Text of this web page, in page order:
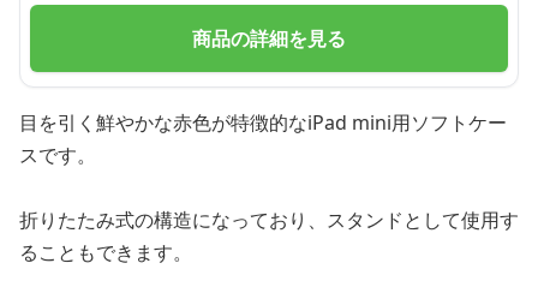
商品の詳細を見る
目を引く鮮やかな赤色が特徴的なiPad mini用ソフトケー
スです。
折りたたみ式の構造になっており、スタンドとして使用す
ることもできます。